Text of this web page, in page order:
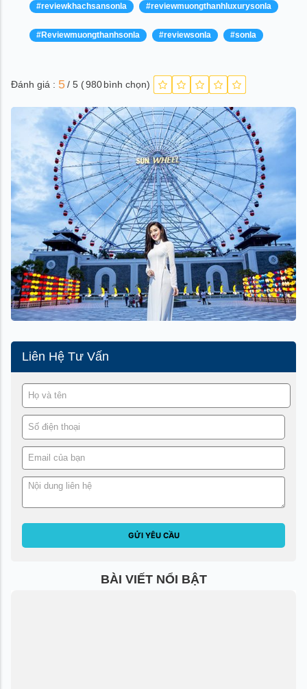
#reviewkhachsansonla #reviewmuongthanhluxurysonla
#Reviewmuongthanhsonla #reviewsonla #sonla
Đánh giá : 5/ 5 (980 bình chọn)
Liên Hệ Tư Vấn
GỬI YÊU CẦU
BÀI VIẾT NỔI BẬT